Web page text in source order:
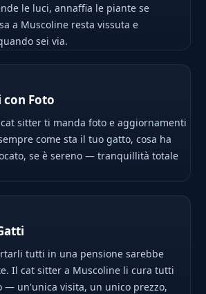
le luci, annaffia le piante se
a Muscoline resta vissuta e
sei via.
Foto
sitter ti manda foto e aggiornamenti
come sta il tuo gatto, cosa ha
se è sereno — tranquillità totale
tutti in una pensione sarebbe
Il cat sitter a Muscoline li cura tutti
— un'unica visita, un unico prezzo,